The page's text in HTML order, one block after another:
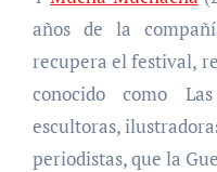
años de la
recupera el festival,
conocido como
escultoras,
periodistas, que la